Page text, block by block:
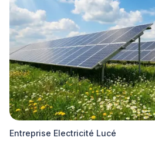
Entreprise Electricité Lucé